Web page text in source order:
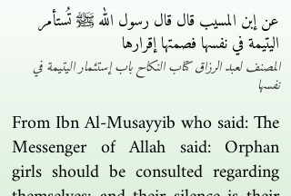
عن إبن المسيب قال قال رسول الله ﷺ تُستأمر
اليتيمة في نفسها فصمتها إقرارها
المصنف لعبد الرزاق كتاب النكاح باب إستئمار اليتيمة في
نفسها
From Ibn Al-Musayyib who said: The
Messenger of Allah said: Orphan
girls should be consulted regarding